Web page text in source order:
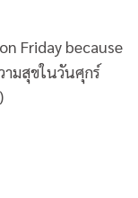
Friday because
มสุขในวันศุกร์